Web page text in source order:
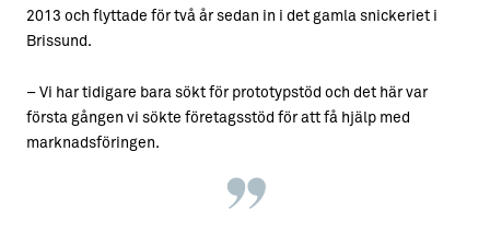
2013 och flyttade för två år sedan in i det gamla snickeriet i
Brissund.
– Vi har tidigare bara sökt för prototypstöd och det här var
första gången vi sökte företagsstöd för att få hjälp med
marknadsföringen.